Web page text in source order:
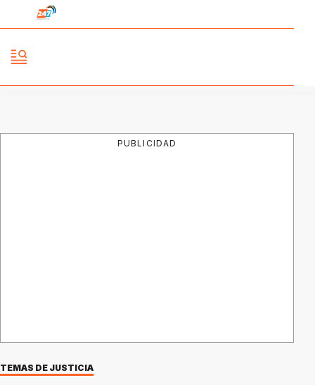
PUBLICIDAD
TEMAS DE JUSTICIA